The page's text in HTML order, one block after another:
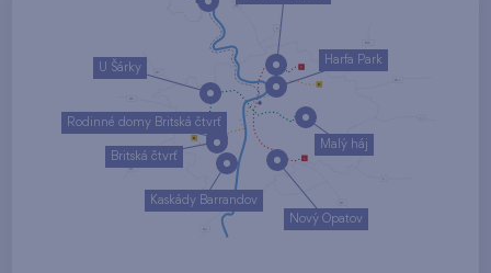
Nový Opatov
Malý háj
U Šárky
Kaskády Barrandov
Harfa Park
Rodinné domy Britská čtvrť
Britská čtvrť